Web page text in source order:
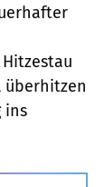
überhitzen
ins